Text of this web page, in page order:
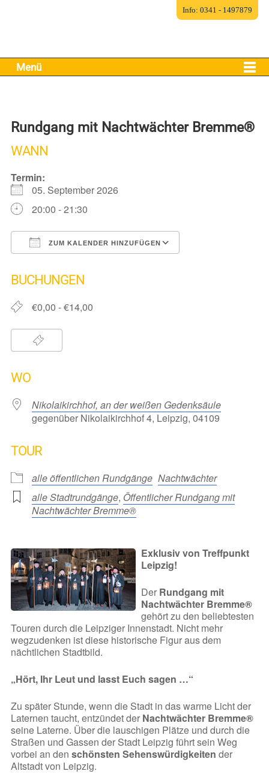
Menü
Rundgang mit Nachtwächter Bremme®
WANN
Termin:
05. September 2026
20:00 - 21:30
ZUM KALENDER HINZUFÜGEN
BUCHUNGEN
€0,00 - €14,00
WO
Nikolaikirchhof, an der weißen Gedenksäule
gegenüber Nikolaikirchhof 4, Leipzig, 04109
TOUR
alle öffentlichen Rundgänge Nachtwächter
alle Stadtrundgänge, Öffentlicher Rundgang mit
Nachtwächter Bremme®
Exklusiv von Treffpunkt
Leipzig!
Der Rundgang mit
Nachtwächter Bremme®
gehört zu den beliebtesten
Touren durch die Leipziger Innenstadt. Nicht mehr
wegzudenken ist diese historische Figur aus dem
nächtlichen Stadtbild.
„Hört, Ihr Leut und lasst Euch sagen …“
Zu später Stunde, wenn die Stadt in das warme Licht der
Laternen taucht, entzündet der Nachtwächter Bremme®
seine Laterne. Über die lauschigen Plätze und durch die
Straßen und Gassen der Stadt Leipzig führt sein Weg
vorbei an den schönsten Sehenswürdigkeiten der
Altstadt von Leipzig.
Info: 0341 - 1497879